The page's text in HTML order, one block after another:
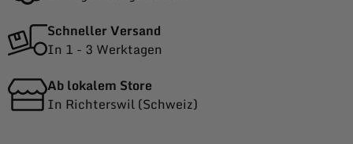
Schneller Versand
In 1 - 3 Werktagen
Ab lokalem Store
In Richterswil (Schweiz)